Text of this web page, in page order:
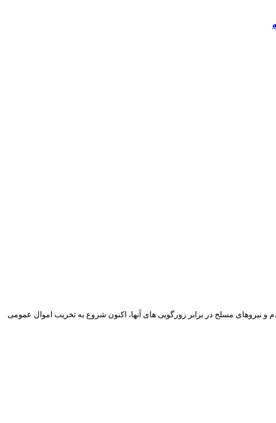
و نیروهای مسلح در برابر زورگویی های آنها، اکنون شروع به تخریب اموال عمومی